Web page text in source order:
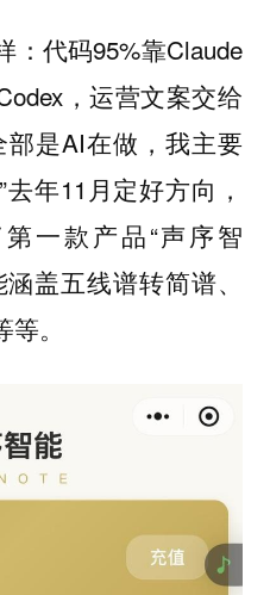
：代码95%靠Claude
，运营文案交给
部是AI在做，我主要
年11月定好方向，
一款产品“声序智
盖五线谱转简谱、
。